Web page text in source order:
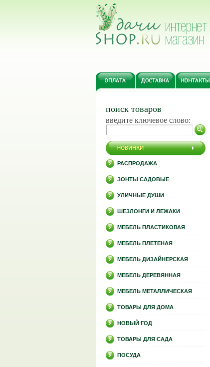
поиск товаров
введите ключевое слово:
РАСПРОДАЖА
ЗОНТЫ САДОВЫЕ
УЛИЧНЫЕ ДУШИ
ШЕЗЛОНГИ И ЛЕЖАКИ
МЕБЕЛЬ ПЛАСТИКОВАЯ
МЕБЕЛЬ ПЛЕТЕНАЯ
МЕБЕЛЬ ДИЗАЙНЕРСКАЯ
МЕБЕЛЬ ДЕРЕВЯННАЯ
МЕБЕЛЬ МЕТАЛЛИЧЕСКАЯ
ТОВАРЫ ДЛЯ ДОМА
НОВЫЙ ГОД
ТОВАРЫ ДЛЯ САДА
ПОСУДА